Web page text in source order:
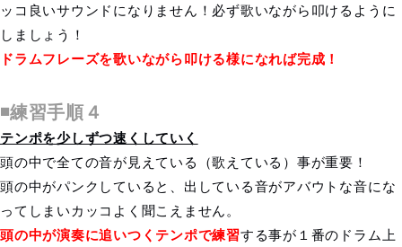
ッコ良いサウンドになりません！必ず歌いながら叩けるように
しましょう！
ドラムフレーズを歌いながら叩ける様になれば完成！
◾️練習手順４
テンポを少しずつ速くしていく
頭の中で全ての音が見えている（歌えている）事が重要！
頭の中がパンクしていると、出している音がアバウトな音にな
ってしまいカッコよく聞こえません。
頭の中が演奏に追いつくテンポで練習する事が１番のドラム上